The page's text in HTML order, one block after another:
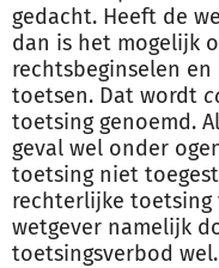
gedacht. Heeft de
dan is het mogelijk
rechtsbeginselen
toetsen. Dat wordt
toetsing genoemd.
geval wel onder
toetsing niet
rechterlijke toetsing
wetgever namelijk
toetsingsverbod wel.